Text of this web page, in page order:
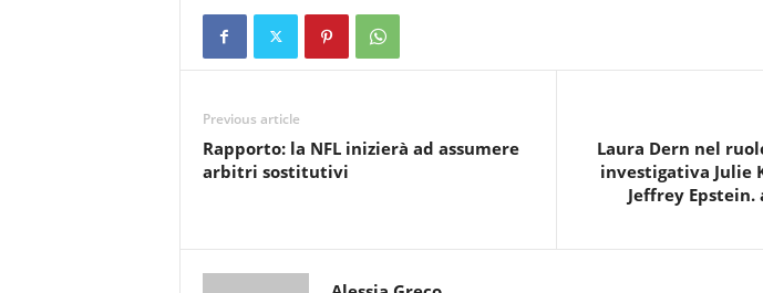
Previous article
Rapporto: la NFL inizierà ad assumere
arbitri sostitutivi
Laura Dern nel
investigativa Julie
Jeffrey Epstein.